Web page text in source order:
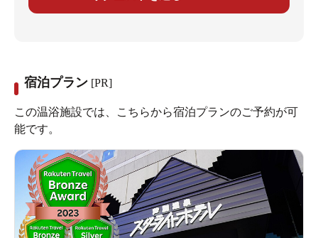
宿泊プラン [PR]
この温浴施設では、こちらから宿泊プランのご予約が可
能です。